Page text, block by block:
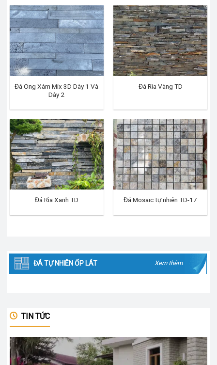
Đá Ong Xám Mix 3D Dày 1 Và
Dày 2
Đá Rìa Vàng TD
Đá Rìa Xanh TD Đá Mosaic tự nhiên TD-17
ĐÁ TỰ NHIÊN ỐP LÁT Xem thêm
TIN TỨC